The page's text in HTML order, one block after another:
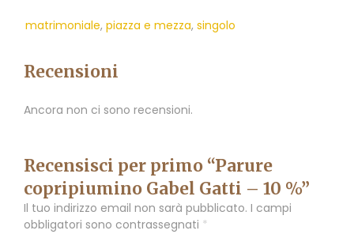
matrimoniale, piazza e mezza, singolo
Recensioni
Ancora non ci sono recensioni.
Recensisci per primo “Parure
copripiumino Gabel Gatti – 10 %”
Il tuo indirizzo email non sarà pubblicato. I campi
obbligatori sono contrassegnati *